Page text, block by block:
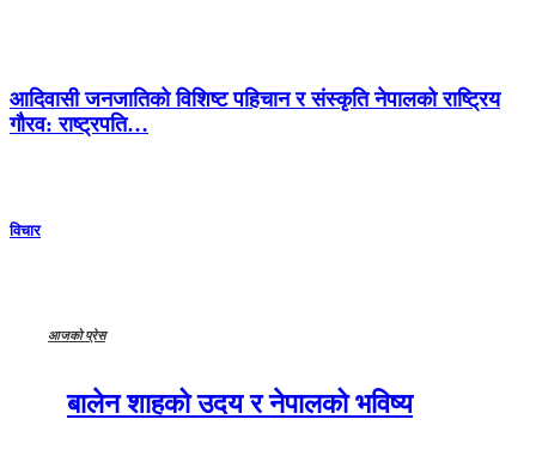
आदिवासी जनजातिको विशिष्ट पहिचान र संस्कृति नेपालको राष्ट्रिय
गौरव: राष्ट्रपति…
विचार
आजको प्रेस
बालेन शाहको उदय र नेपालको भविष्य